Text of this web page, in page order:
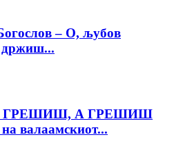
– О, љубов
држиш...
ГРЕШИШ, А ГРЕШИШ
валаамскиот...